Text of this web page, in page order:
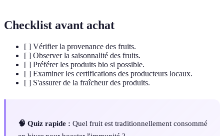
Checklist avant achat
[ ] Vérifier la provenance des fruits.
[ ] Observer la saisonnalité des fruits.
[ ] Préférer les produits bio si possible.
[ ] Examiner les certifications des producteurs locaux.
[ ] S'assurer de la fraîcheur des produits.
🧠 Quiz rapide : Quel fruit est traditionnellement consommé